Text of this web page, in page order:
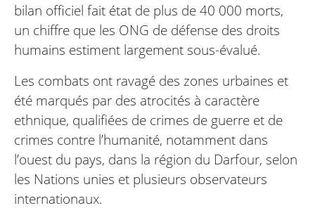
bilan officiel fait état de plus de 40 000 morts,
un chiffre que les ONG de défense des droits
humains estiment largement sous-évalué.
Les combats ont ravagé des zones urbaines et
été marqués par des atrocités à caractère
ethnique, qualifiées de crimes de guerre et de
crimes contre l’humanité, notamment dans
l’ouest du pays, dans la région du Darfour, selon
les Nations unies et plusieurs observateurs
internationaux.